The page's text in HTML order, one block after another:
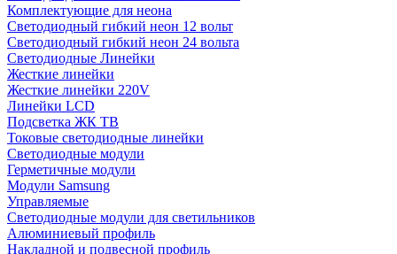
Комплектующие для неона
Светодиодный гибкий неон 12 вольт
Светодиодный гибкий неон 24 вольта
Светодиодные Линейки
Жесткие линейки
Жесткие линейки 220V
Линейки LCD
Подсветка ЖК ТВ
Токовые светодиодные линейки
Светодиодные модули
Герметичные модули
Модули Samsung
Управляемые
Светодиодные модули для светильников
Алюминиевый профиль
Накладной и подвесной профиль